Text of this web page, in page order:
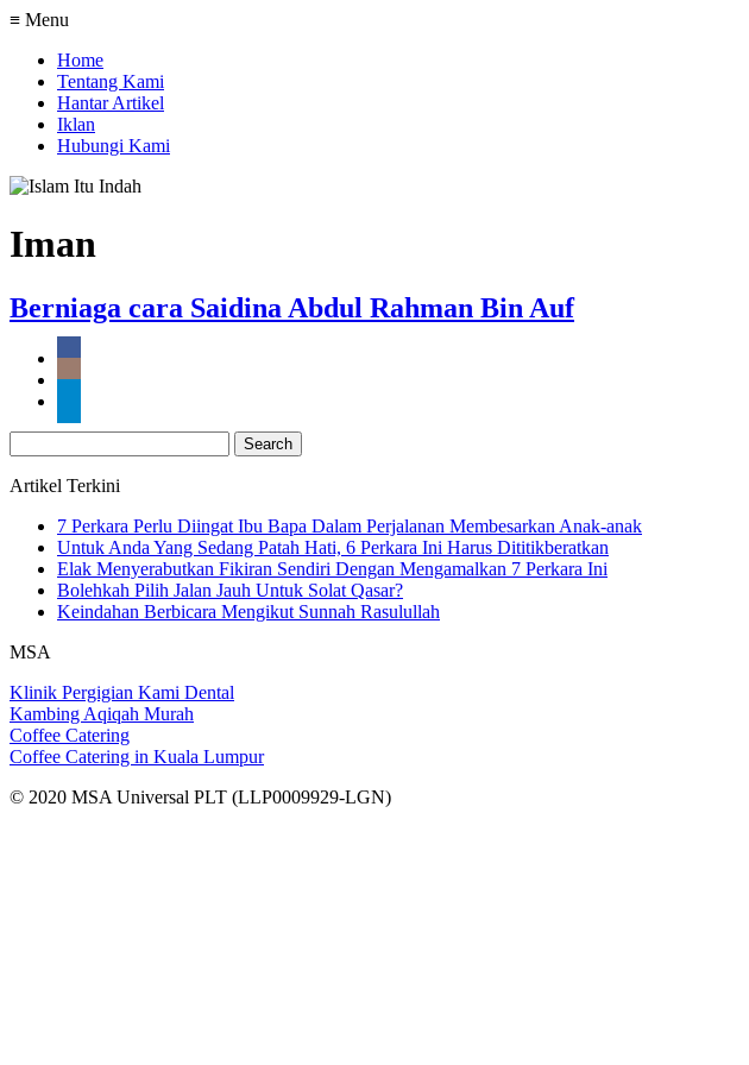
≡ Menu
Home
Tentang Kami
Hantar Artikel
Iklan
Hubungi Kami
Iman
Berniaga cara Saidina Abdul Rahman Bin Auf
for:
Artikel Terkini
7 Perkara Perlu Diingat Ibu Bapa Dalam Perjalanan Membesarkan Anak-anak
Untuk Anda Yang Sedang Patah Hati, 6 Perkara Ini Harus Dititikberatkan
Elak Menyerabutkan Fikiran Sendiri Dengan Mengamalkan 7 Perkara Ini
Bolehkah Pilih Jalan Jauh Untuk Solat Qasar?
Keindahan Berbicara Mengikut Sunnah Rasulullah
MSA
Klinik Pergigian Kami Dental
Kambing Aqiqah Murah
Coffee Catering
Coffee Catering in Kuala Lumpur
© 2020 MSA Universal PLT (LLP0009929-LGN)